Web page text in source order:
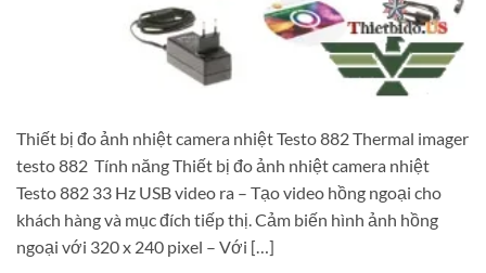
Thiết bị đo ảnh nhiệt camera nhiệt Testo 882 Thermal imager
testo 882 Tính năng Thiết bị đo ảnh nhiệt camera nhiệt
Testo 882 33 Hz USB video ra – Tạo video hồng ngoại cho
khách hàng và mục đích tiếp thị. Cảm biến hình ảnh hồng
ngoại với 320 x 240 pixel – Với […]